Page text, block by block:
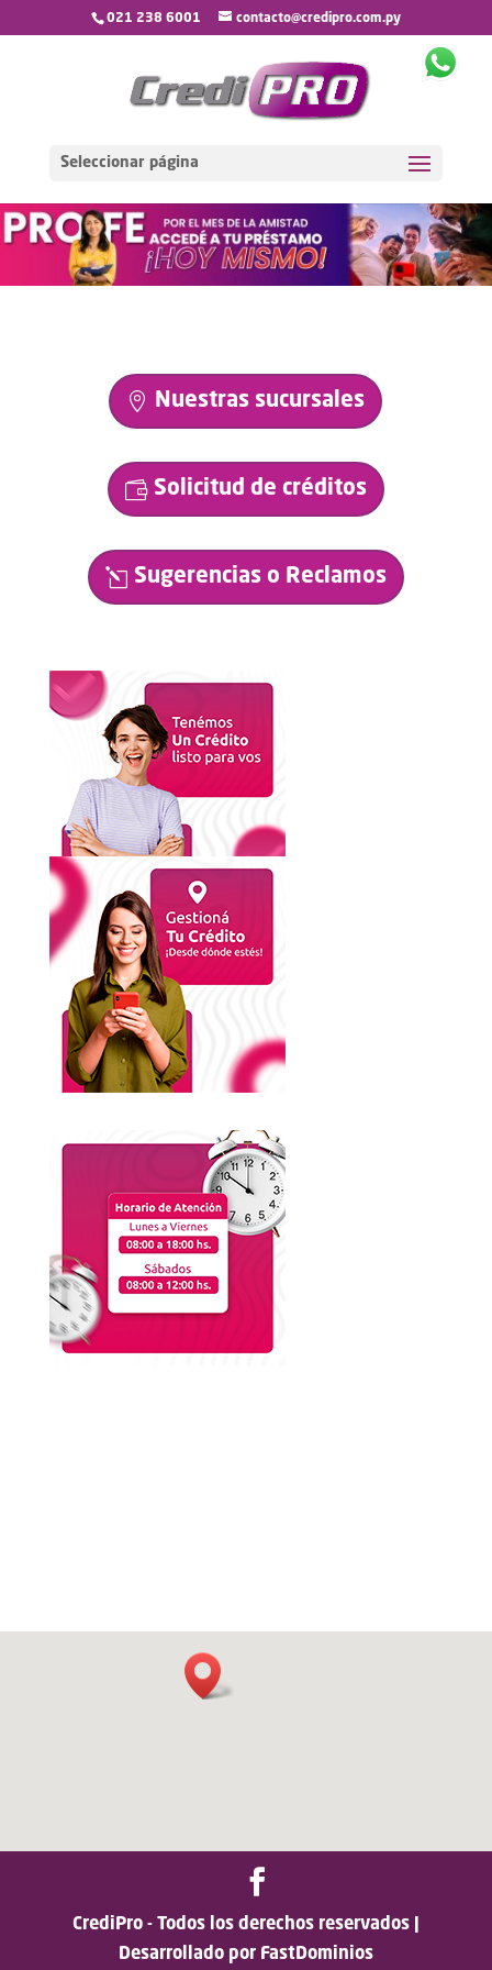
021 238 6001 contacto@credipro.com.py
Seleccionar página
Nuestras sucursales
Solicitud de créditos
Sugerencias o Reclamos
CrediPro - Todos los derechos reservados |
Desarrollado por FastDominios